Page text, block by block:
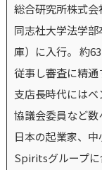
総合研究所株式
同志社大学法学
庫）に入行。 約
従事し審査に精通
支店長時代には
協議会委員など数
日本の起業家、
Spiritsグループに